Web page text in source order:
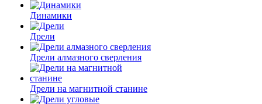
Динамики
Дрели
Дрели алмазного сверления
Дрели на магнитной станине